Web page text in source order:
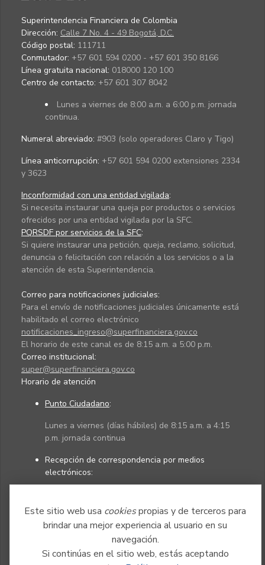
Este sitio web usa cookiespropias y de terceros para
brindar una mejor experiencia al usuario en su
navegación.
Si continúas en el sitio web, estás aceptando
Superintendencia Financiera de Colombia
Dirección: Calle 7 No. 4 - 49 Bogotá, D.C.
Código postal: 111711
Conmutador: +57 601 594 0200 - +57 601 350 8166
Línea gratuita nacional: 018000 120 100
Centro de contacto: +57 601 307 8042
Lunes a viernes de 8:00 a.m. a 6:00 p.m. jornada
continua.
Numeral abreviado: #903 (solo operadores Claro y Tigo)
Línea anticorrupción: +57 601 594 0200 extensiones 2334
y 3623
Inconformidad con una entidad vigilada:
Si necesita instaurar una queja por productos o servicios
ofrecidos por una entidad vigilada por la SFC.
PQRSDF por servicios de la SFC:
Si quiere instaurar una petición, queja, reclamo, solicitud,
denuncia o felicitación con relación a los servicios o a la
atención de esta Superintendencia.
Correo para notificaciones judiciales:
Para el envío de notificaciones judiciales únicamente está
habilitado el correo electrónico
notificaciones_ingreso@superfinanciera.gov.co
El horario de este canal es de 8:15 a.m. a 5:00 p.m.
Correo institucional:
super@superfinanciera.gov.co
Horario de atención
Punto Ciudadano:
Lunes a viernes (días hábiles) de 8:15 a.m. a 4:15
p.m. jornada continua
Recepción de correspondencia por medios
electrónicos:
p.m. jornada continua
Mapa del sitio